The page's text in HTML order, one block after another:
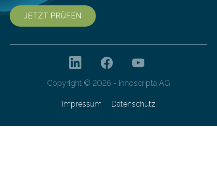
JETZT PRÜFEN
Copyright © 2026 - innoscripta AG
Impressum Datenschutz